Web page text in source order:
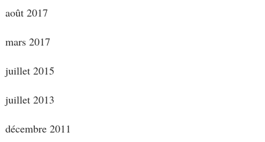
août 2017
mars 2017
juillet 2015
juillet 2013
décembre 2011